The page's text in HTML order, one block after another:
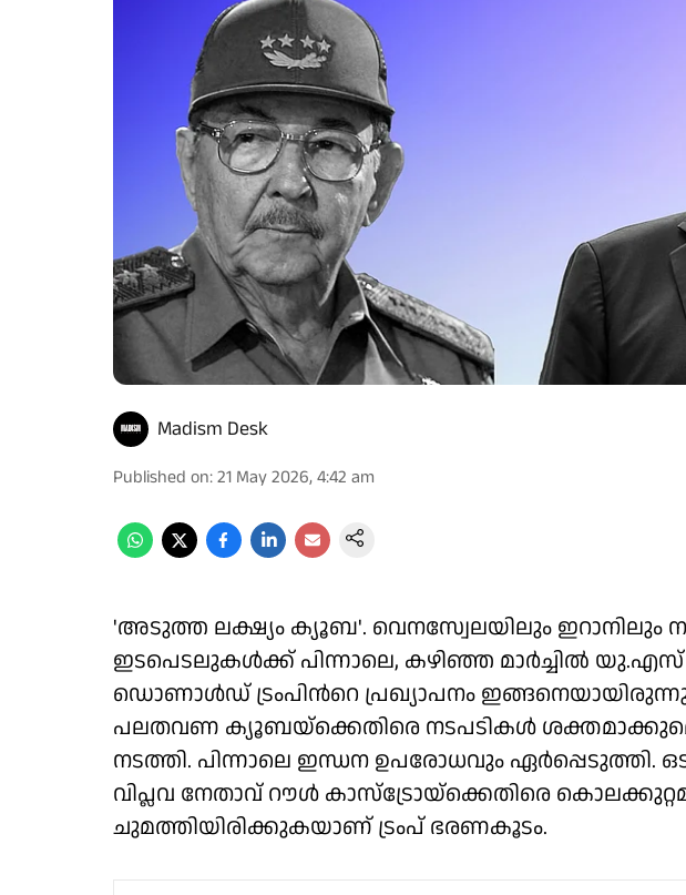
Madism Desk
Published on:21 May 2026, 4:42 am
'അടുത്ത ലക്ഷ്യം ക്യൂബ'. വെനസ്വേലയിലും ഇറാനിലും
ഇടപെടലുകൾക്ക് പിന്നാലെ, കഴിഞ്ഞ മാർച്ചിൽ
ഡൊണാൾഡ് ട്രംപിൻറെ പ്രഖ്യാപനം
പലതവണ ക്യൂബയ്ക്കെതിരെ നടപടികൾ
നടത്തി. പിന്നാലെ ഇന്ധന ഉപരോധവും
വിപ്ലവ നേതാവ് റൗൾ കാസ്ട്രോയ്ക്കെതിരെ
ചുമത്തിയിരിക്കുകയാണ് ട്രംപ് ഭരണകൂടം.